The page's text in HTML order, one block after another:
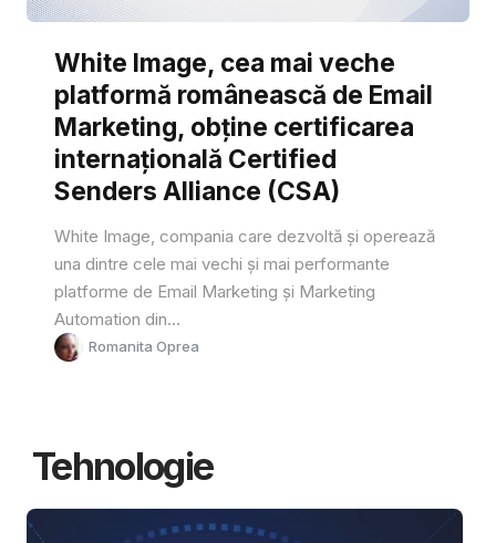
White Image, cea mai veche
platformă românească de Email
Marketing, obține certificarea
internațională Certified
Senders Alliance (CSA)
White Image, compania care dezvoltă și operează
una dintre cele mai vechi și mai performante
platforme de Email Marketing și Marketing
Automation din...
Romanita Oprea
Tehnologie